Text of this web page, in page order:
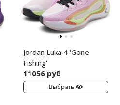
Jordan Luka 4 'Gone
Fishing'
11056 руб
Выбрать